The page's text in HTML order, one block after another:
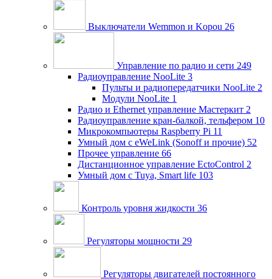
Выключатели Wemmon и Kopou 26
Управление по радио и сети 249
Радиоуправление NooLite 3
Пульты и радиопередатчики NooLite 2
Модули NooLite 1
Радио и Ethernet управление Мастеркит 2
Радиоуправление кран-балкой, тельфером 10
Микрокомпьютеры Raspberry Pi 11
Умный дом c eWeLink (Sonoff и прочие) 52
Прочее управление 66
Дистанционное управление EctoControl 2
Умный дом с Tuya, Smart life 103
Контроль уровня жидкости 36
Регуляторы мощности 29
Регуляторы двигателей постоянного